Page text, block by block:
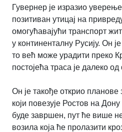
Гувернер је изразио
позитиван утицај на
омогућавајући транспорт
у континенталну Русију. Он
то већ може урадити преко
постојећа траса је далеко
Он је такође открио планове
који повезује Ростов на
буде завршен, пут ће више
возила која ће пролазити